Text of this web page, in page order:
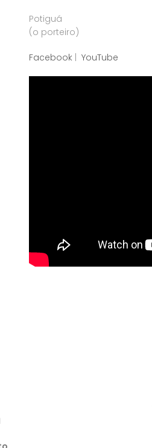
Potiguá
(o porteiro)
Facebook | YouTube